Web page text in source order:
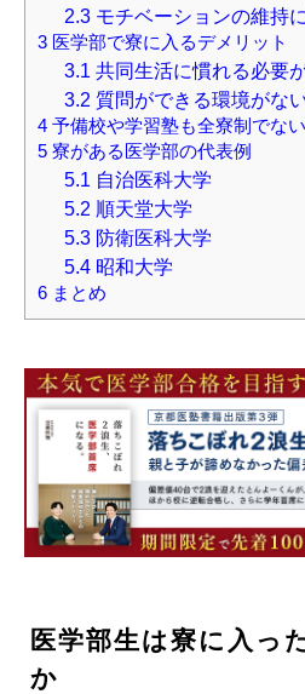
2.3モチベーションの維持
3 医学部で寮に入るデメリット
3.1 共同生活に慣れる必要
3.2 質問ができる環境がな
4 予備校や学習塾も全寮制でな
5 寮がある医学部の代表例
5.1 自治医科大学
5.2 順天堂大学
5.3防衛医科大学
5.4昭和大学
6 まとめ
医学部生は寮に入っ
か